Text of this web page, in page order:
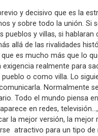
y decisivo que es la
y sobre todo la unión. Si
pueblos y villas, si hablaran
allá de las rivalidades
es mucho más que lo
exigencia realmente para
o como villa. Lo
Normalmente
Todo el mundo piensa
en redes,
la mejor versión, la mejor
atractivo para un tipo de